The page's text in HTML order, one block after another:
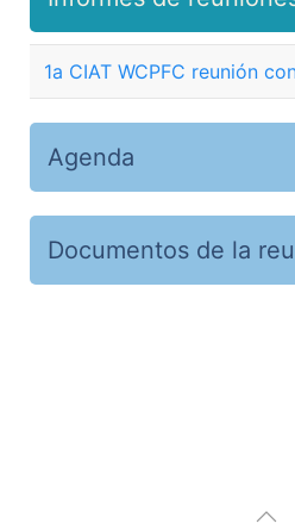
1a CIAT WCPFC reunión
Agenda
Documentos de la